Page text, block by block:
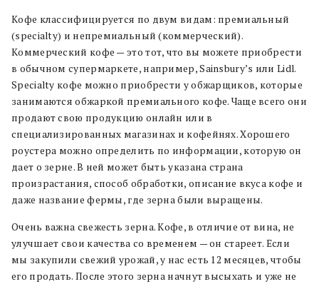
Кофе классифицируется по двум видам: премиальный
(specialty) и непремиальный (коммерческий).
Коммерческий кофе — это тот, что вы можете приобрести
в обычном супермаркете, например, Sainsbury’s или Lidl.
Specialty кофе можно приобрести у обжарщиков, которые
занимаются обжаркой премиального кофе. Чаще всего они
продают свою продукцию онлайн или в
специализированных магазинах и кофейнях. Хорошего
роустера можно определить по информации, которую он
дает о зерне. В ней может быть указана страна
произрастания, способ обработки, описание вкуса кофе и
даже название фермы, где зерна были выращены.
Очень важна свежесть зерна. Кофе, в отличие от вина, не
улучшает свои качества со временем — он стареет. Если
мы закупили свежий урожай, у нас есть 12 месяцев, чтобы
его продать. После этого зерна начнут высыхать и уже не